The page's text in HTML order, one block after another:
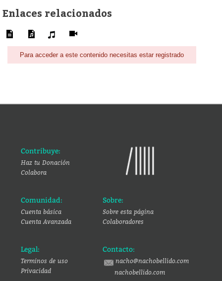
Enlaces relacionados
Para acceder a este contenido necesitas estar registrado
Contribuye:
Haz tu Donación
Colabora
Comunidad:
Cuenta básica
Cuenta Avanzada
Sobre:
Sobre esta página
Colaboradores
Legal:
Terminos de uso
Privacidad
Contacto:
nacho@nachobellido.com
nachobellido.com